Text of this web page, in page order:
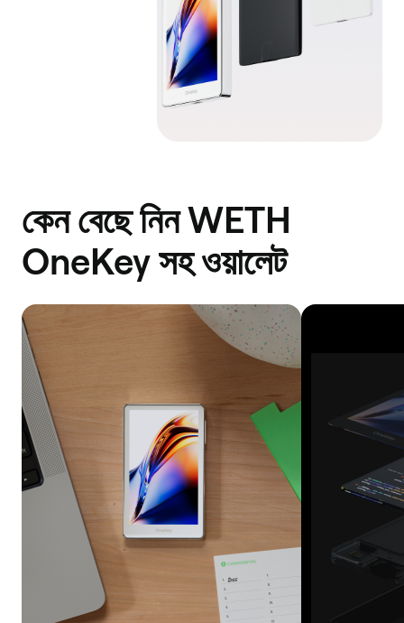
কেন বেছে নিন WETH
OneKey সহ ওয়ালেট